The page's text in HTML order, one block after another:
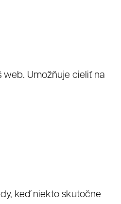
Umožňuje cieliť na
keď niekto skutočne